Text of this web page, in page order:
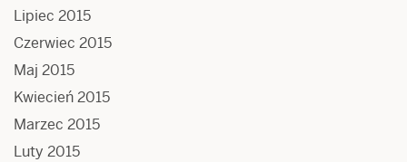
Lipiec 2015
Czerwiec 2015
Maj 2015
Kwiecień 2015
Marzec 2015
Luty 2015